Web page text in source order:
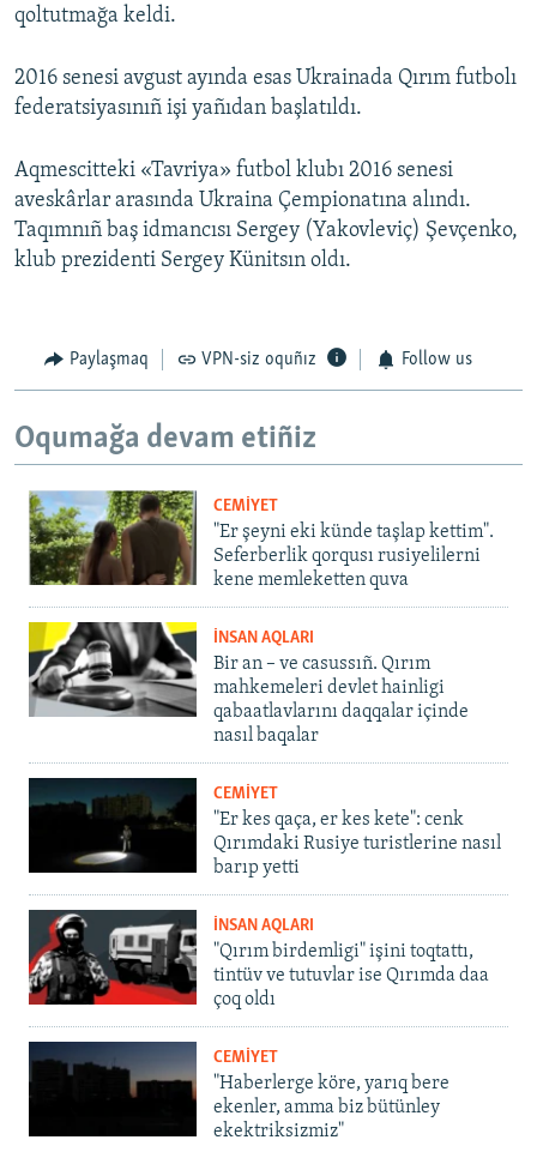
qoltutmağa keldi.
2016 senesi avgust ayında esas Ukrainada Qırım futbolı
federatsiyasınıñ işi yañıdan başlatıldı.
Aqmescitteki «Tavriya» futbol klubı 2016 senesi
aveskârlar arasında Ukraina Çempionatına alındı.
Taqımnıñ baş idmancısı Sergey (Yakovleviç) Şevçenko,
klub prezidenti Sergey Künitsın oldı.
Paylaşmaq VPN-siz oquñız Follow us
Oqumağa devam etiñiz
CEMİYET
"Er şeyni eki künde taşlap kettim".
Seferberlik qorqusı rusiyelilerni
kene memleketten quva
İNSAN AQLARI
Bir an – ve casussıñ. Qırım
mahkemeleri devlet hainligi
qabaatlavlarını daqqalar içinde
nasıl baqalar
CEMİYET
"Er kes qaça, er kes kete": cenk
Qırımdaki Rusiye turistlerine nasıl
barıp yetti
İNSAN AQLARI
"Qırım birdemligi" işini toqtattı,
tintüv ve tutuvlar ise Qırımda daa
çoq oldı
CEMİYET
"Haberlerge köre, yarıq bere
ekenler, amma biz bütünley
ekektriksizmiz"